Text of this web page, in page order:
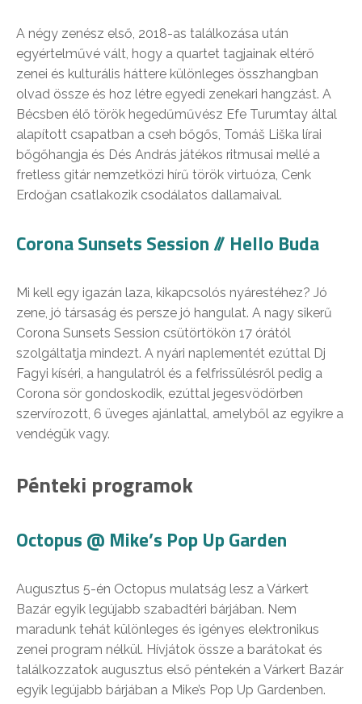
A négy zenész első, 2018-as találkozása után
egyértelművé vált, hogy a quartet tagjainak eltérő
zenei és kulturális háttere különleges összhangban
olvad össze és hoz létre egyedi zenekari hangzást. A
Bécsben élő török hegedűművész Efe Turumtay által
alapított csapatban a cseh bőgős, Tomáš Liška lírai
bőgőhangja és Dés András játékos ritmusai mellé a
fretless gitár nemzetközi hírű török virtuóza, Cenk
Erdoğan csatlakozik csodálatos dallamaival.
Corona Sunsets Session // Hello Buda
Mi kell egy igazán laza, kikapcsolós nyárestéhez? Jó
zene, jó társaság és persze jó hangulat. A nagy sikerű
Corona Sunsets Session csütörtökön 17 órától
szolgáltatja mindezt. A nyári naplementét ezúttal Dj
Fagyi kíséri, a hangulatról és a felfrissülésről pedig a
Corona sör gondoskodik, ezúttal jegesvödörben
szervírozott, 6 üveges ajánlattal, amelyből az egyikre a
vendégük vagy.
Pénteki programok
Octopus @ Mike’s Pop Up Garden
Augusztus 5-én Octopus mulatság lesz a Várkert
Bazár egyik legújabb szabadtéri bárjában. Nem
maradunk tehát különleges és igényes elektronikus
zenei program nélkül. Hívjátok össze a barátokat és
találkozzatok augusztus első péntekén a Várkert Bazár
egyik legújabb bárjában a Mike’s Pop Up Gardenben.